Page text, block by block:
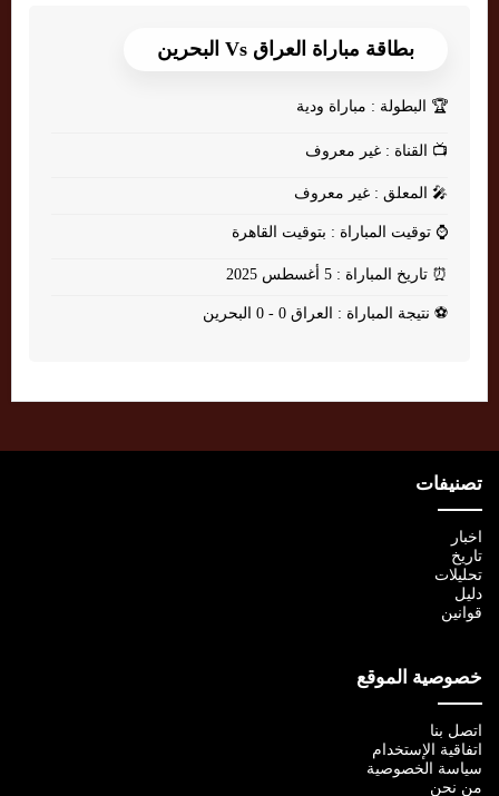
بطاقة مباراة العراق Vs البحرين
🏆 البطولة : مباراة ودية
📺 القناة : غير معروف
🎤 المعلق : غير معروف
⌚ توقيت المباراة : بتوقيت القاهرة
⏰ تاريخ المباراة : 5 أغسطس 2025
⚽ نتيجة المباراة : العراق 0 - 0 البحرين
تصنيفات
اخبار
تاريخ
تحليلات
دليل
قوانين
خصوصية الموقع
اتصل بنا
اتفاقية الإستخدام
سياسة الخصوصية
من نحن